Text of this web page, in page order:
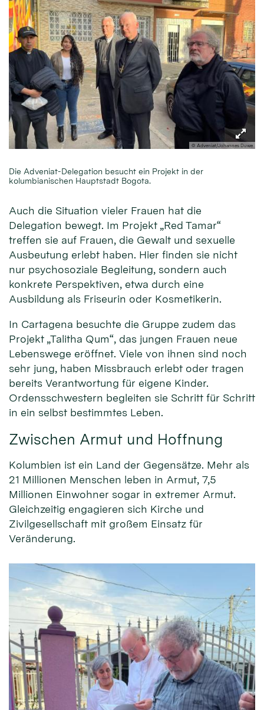
© Adveniat/Johannes Duwe
Die Adveniat-Delegation besucht ein Projekt in der
kolumbianischen Hauptstadt Bogota.
Auch die Situation vieler Frauen hat die
Delegation bewegt. Im Projekt „Red Tamar“
treffen sie auf Frauen, die Gewalt und sexuelle
Ausbeutung erlebt haben. Hier finden sie nicht
nur psychosoziale Begleitung, sondern auch
konkrete Perspektiven, etwa durch eine
Ausbildung als Friseurin oder Kosmetikerin.
In Cartagena besuchte die Gruppe zudem das
Projekt „Talitha Qum“, das jungen Frauen neue
Lebenswege eröffnet. Viele von ihnen sind noch
sehr jung, haben Missbrauch erlebt oder tragen
bereits Verantwortung für eigene Kinder.
Ordensschwestern begleiten sie Schritt für Schritt
in ein selbst bestimmtes Leben.
Zwischen Armut und Hoffnung
Kolumbien ist ein Land der Gegensätze. Mehr als
21 Millionen Menschen leben in Armut, 7,5
Millionen Einwohner sogar in extremer Armut.
Gleichzeitig engagieren sich Kirche und
Zivilgesellschaft mit großem Einsatz für
Veränderung.